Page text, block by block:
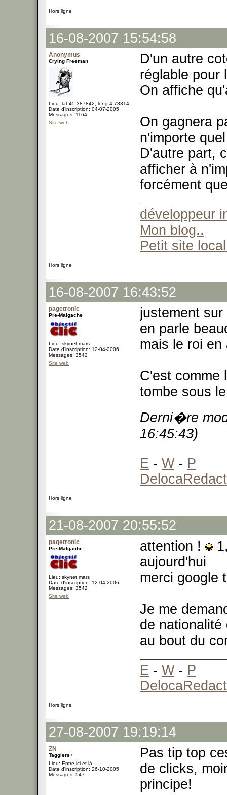
Hors ligne
16-08-2007 15:54:58
Anonymus
Crying Freeman
Lieu: lat:45.387842, long:4.78314
Date d'inscription: 04-07-2005
Messages: 1164
Site web
D'un autre
réglable pour
On affiche
On gagnera
n'importe
D'autre part,
afficher à
forcément
développeur
Mon blog..
Petit site
Hors ligne
16-08-2007 16:43:52
pagetronic
Pre-Malgache
Lieu: skynet.mars
Date d'inscription: 12-04-2006
Messages: 3542
Site web
justement
en parle
mais le roi
C'est comme
tombe sous
Derni�re
16:45:43)
E - W- P
Hors ligne
21-08-2007 20:55:52
pagetronic
Pre-Malgache
Lieu: skynet.mars
Date d'inscription: 12-04-2006
Messages: 3542
Site web
attention !
aujourd'hui
merci google
Je me
de nationalité
au bout du
E - W- P
Hors ligne
27-08-2007 19:19:14
ZN
Tagglers+
Lieu: Entre ici et là ...
Date d'inscription: 26-10-2005
Messages: 547
Pas tip top
de clicks,
principe!